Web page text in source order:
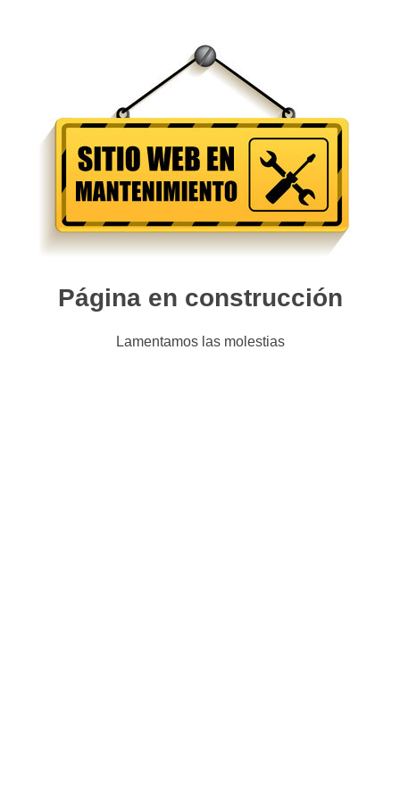
Página en construcción
Lamentamos las molestias